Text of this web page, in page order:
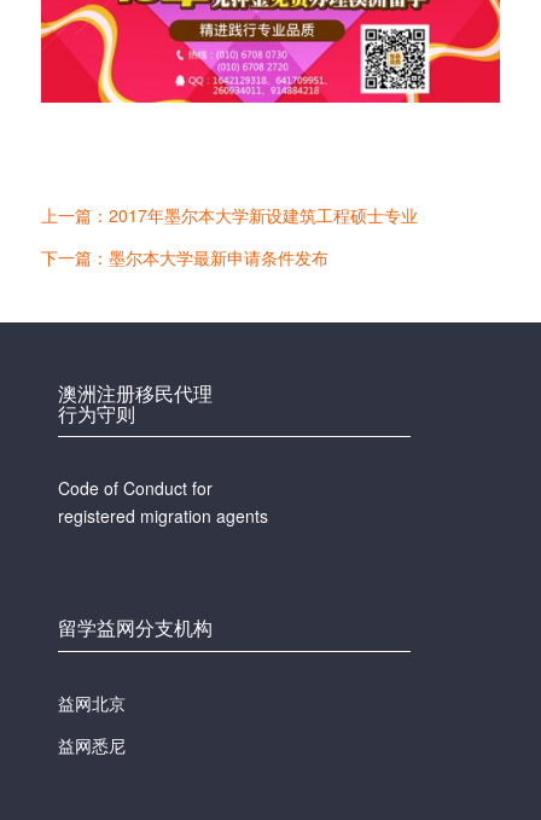
上一篇：2017年墨尔本大学新设建筑工程硕士专业
下一篇：墨尔本大学最新申请条件发布
澳洲注册移民代理
行为守则
Code of Conduct for
registered migration agents
留学益网分支机构
益网北京
益网悉尼